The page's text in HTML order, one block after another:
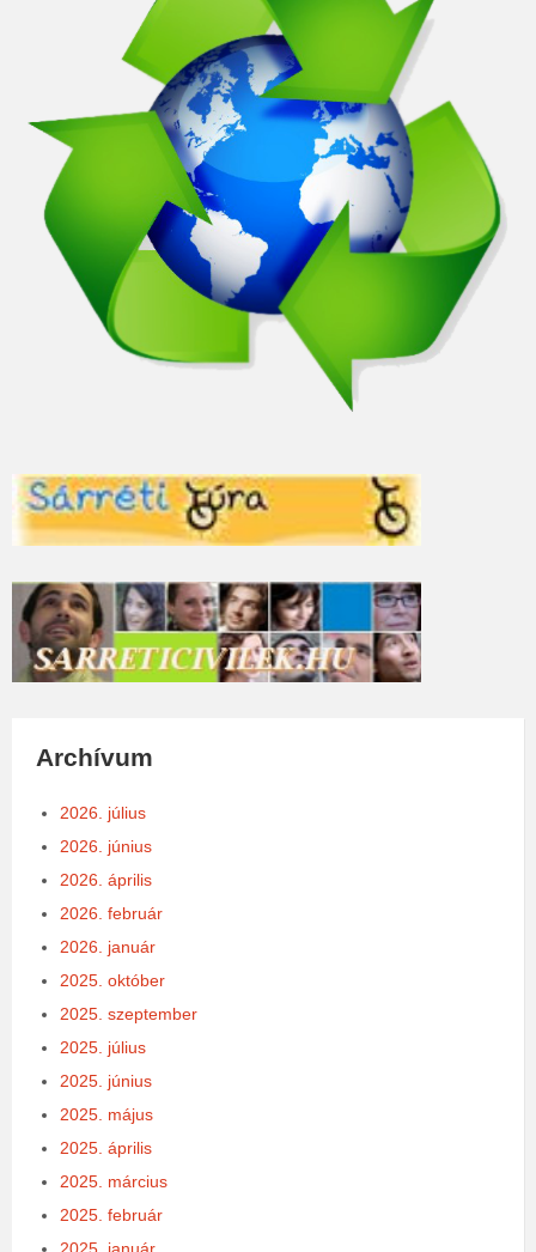
Archívum
2026. július
2026. június
2026. április
2026. február
2026. január
2025. október
2025. szeptember
2025. július
2025. június
2025. május
2025. április
2025. március
2025. február